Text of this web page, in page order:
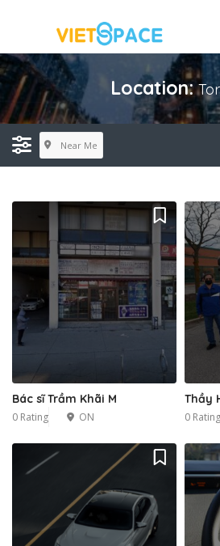
Location:
Near Me
Bác sĩ Trầm Khãi M
0 Rating ON
Thầy
0 Rating